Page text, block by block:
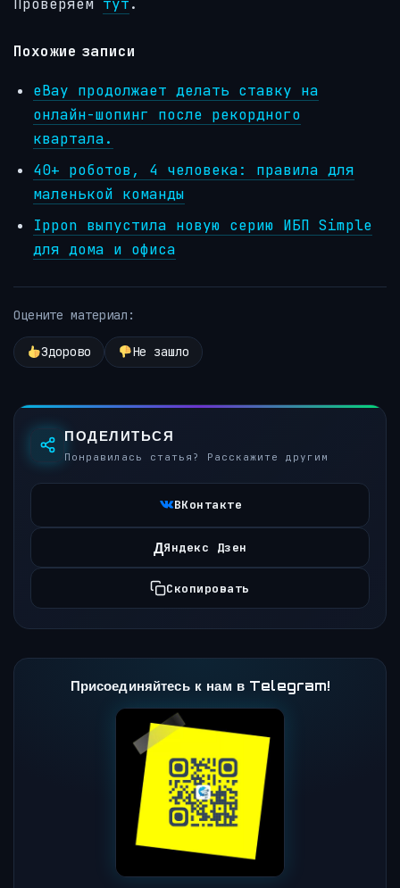
Проверяем тут.
Похожие записи
eBay продолжает делать ставку на
онлайн-шопинг после рекордного
квартала.
40+ роботов, 4 человека: правила для
маленькой команды
Ippon выпустила новую серию ИБП Simple
для дома и офиса
Оцените материал:
Здорово Не зашло
ПОДЕЛИТЬСЯ
Понравилась статья? Расскажите другим
ВКонтакте
ДЯндекс Дзен
Скопировать
Присоединяйтесь к нам в Telegram!